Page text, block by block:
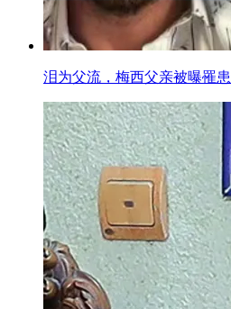
泪为父流，梅西父亲被曝罹